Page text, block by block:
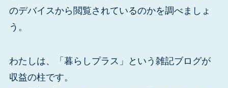
のデバイスから閲覧されているのかを調べましょ
う。
わたしは、「暮らしプラス」という雑記ブログが
収益の柱です。